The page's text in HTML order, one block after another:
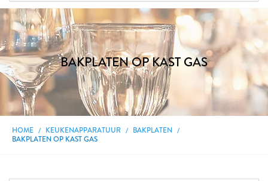
BAKPLATEN OP KAST GAS
HOME KEUKENAPPARATUUR
BAKPLATEN
BAKPLATEN OP KAST GAS